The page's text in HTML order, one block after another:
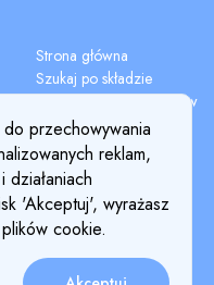
przechowywania
reklam,
'Akceptuj', wyrażasz
cookie.
Strona główna
Szukaj po składzie
Wyszukiwanie składników
Blog
Cennik
Szczegóły płatności
O nas